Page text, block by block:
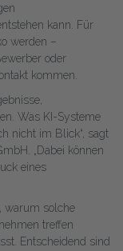
kann. Für
werden –
oder
kommen.
Was KI-Systeme
nicht im Blick“, sagt
„Dabei können
eines
warum solche
treffen
Entscheidend sind